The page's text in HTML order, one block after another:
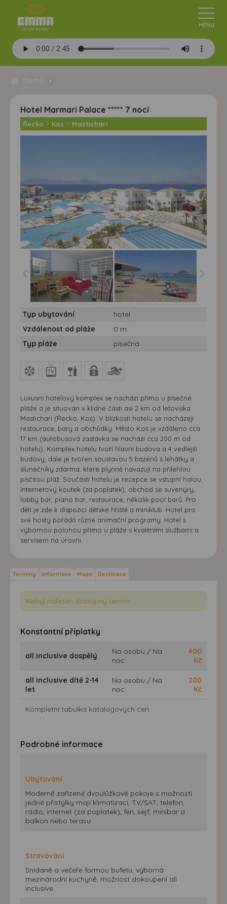
Hotel Marmari Palace ***** 7 nocí
Řecko > Kos > Mastichari
***** 7 nocí - Řecko, Kos,
Hotel Marmari Palace
***** 7 nocí - Řecko, Kos,
Hotel Marmari Palace
Typ ubytování
hotel
Vzdálenost od pláže
0 m
Typ pláže
písečná
Luxusní hotelový komplex se nachází přímo u písečné
pláže a je situován v klidné části asi 2 km od letoviska
Mastichari (Řecko, Kos). V blízkosti hotelu se nacházejí
restaurace, bary a obchůdky. Město Kos je vzdáleno cca
17 km (autobusová zastávka se nachází cca 200 m od
hotelu). Komplex hotelu tvoří hlavní budova a 4 vedlejší
budovy, dále je tvořen soustavou 5 bazénů s lehátky a
slunečníky zdarma, které plynně navazují na přilehlou
písčitou pláž. Součástí hotelu je recepce se vstupní halou,
internetový koutek (za poplatek), obchod se suvenýry,
lobby bar, piano bar, restaurace, několik pool barů. Pro
děti je zde k dispozici dětské hřiště a miniklub. Hotel pro
své hosty pořádá různé animační programy. Hotel s
výbornou polohou přímo u pláže s kvalitními službami a
servisem na úrovni.
Termíny Informace Mapa Destinace
Nebyl nalezen dostupný termín.
Konstantní příplatky
all inclusive dospělý
Na osobu / Na
noc
400
Kč
all inclusive dítě 2-14
let
Na osobu / Na
noc
200
Kč
Kompletní tabulka katalogových cen
Podrobné informace
Ubytování
Moderně zařízené dvoulůžkové pokoje s možností
jedné přistýlky mají klimatizaci, TV/SAT, telefon,
rádio, internet (za poplatek), fén, sejf, minibar a
balkon nebo terasu.
Stravování
Snídaně a večeře formou bufetu, výborná
mezinárodní kuchyně, možnost dokoupení all
inclusive.